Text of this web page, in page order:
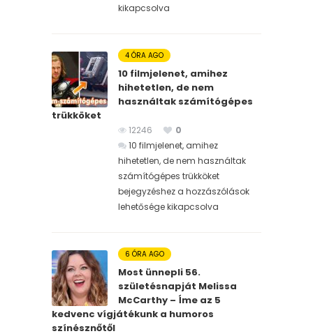
kikapcsolva
4 ÓRA AGO
10 filmjelenet, amihez
hihetetlen, de nem
használtak számítógépes
trükköket
12246
0
10 filmjelenet, amihez
hihetetlen, de nem használtak
számítógépes trükköket
bejegyzéshez a hozzászólások
lehetősége kikapcsolva
6 ÓRA AGO
Most ünnepli 56.
születésnapját Melissa
McCarthy – Íme az 5
kedvenc vígjátékunk a humoros
színésznőtől